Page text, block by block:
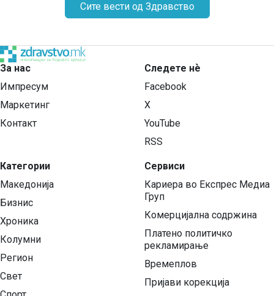
Сите вести од Здравство
За нас
Импресум
Маркетинг
Контакт
Категории
Македонија
Бизнис
Хроника
Колумни
Регион
Свет
Следете нѐ
Facebook
X
YouTube
RSS
Сервиси
Кариера во Експрес Медиа
Груп
Комерцијална содржина
Платено политичко
рекламирање
Времеплов
Пријави корекција